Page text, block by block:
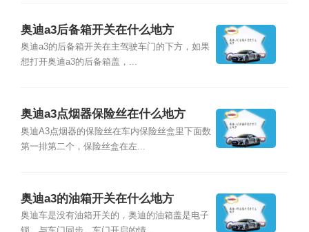
奥迪a3后备箱开关在什么地方
奥迪a3的后备箱开关在主驾驶车门的下方，如果
想打开奥迪a3的后备箱盖，...
奥迪a3点烟器保险丝在什么地方
奥迪A3点烟器的保险丝在车内保险丝盒里下面数
第一排第二个，保险丝盒在左...
奥迪a3的油箱开关在什么地方
奥迪车是没有油箱开关的，奥迪的油箱盖是电子